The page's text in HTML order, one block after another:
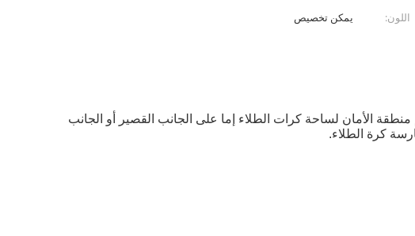
اللون:
يمكن تخصيص
الأمان لساحة كرات الطلاء إما على الجانب القصير أو الجانب
كرة الطلاء.